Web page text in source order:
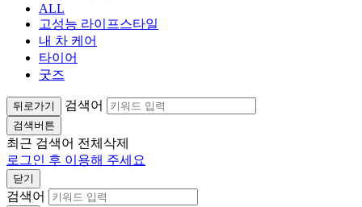
ALL
고성능 라이프스타일
내 차 케어
타이어
굿즈
뒤로가기 검색어
검색버튼
최근 검색어 전체삭제
로그인 후 이용해 주세요
닫기
검색어